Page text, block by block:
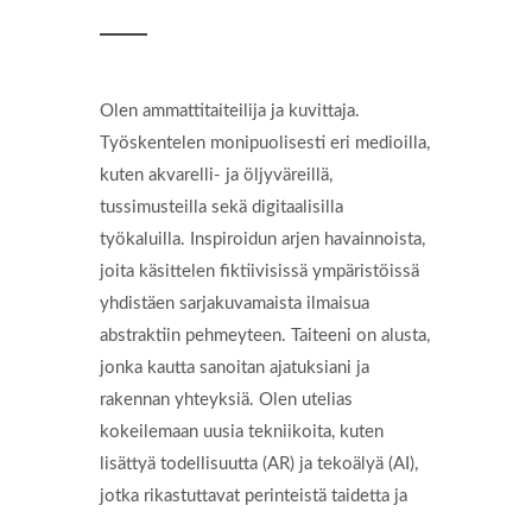
Olen ammattitaiteilija ja kuvittaja.
Työskentelen monipuolisesti eri medioilla,
kuten akvarelli- ja öljyväreillä,
tussimusteilla sekä digitaalisilla
työkaluilla. Inspiroidun arjen havainnoista,
joita käsittelen fiktiivisissä ympäristöissä
yhdistäen sarjakuvamaista ilmaisua
abstraktiin pehmeyteen. Taiteeni on alusta,
jonka kautta sanoitan ajatuksiani ja
rakennan yhteyksiä. Olen utelias
kokeilemaan uusia tekniikoita, kuten
lisättyä todellisuutta (AR) ja tekoälyä (AI),
jotka rikastuttavat perinteistä taidetta ja